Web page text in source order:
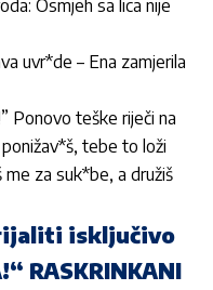
Osmjeh sa lica nije
uvr*de – Ena zamjerila
Ponovo teške riječi na
tebe to loži
me za suk*be, a družiš
isključivo
RASKRINKANI